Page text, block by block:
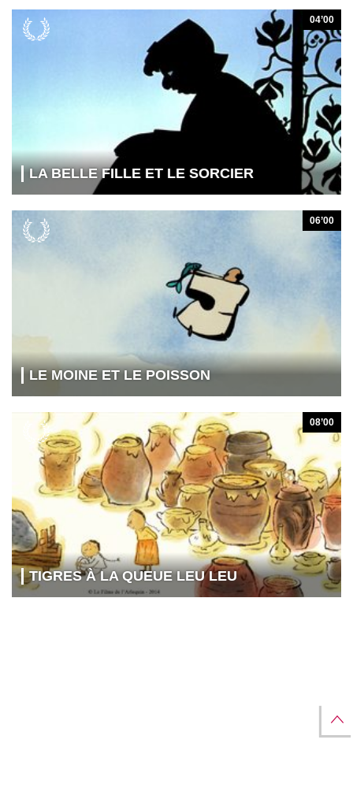
LA BELLE FILLE ET LE SORCIER
04’00
LE MOINE ET LE POISSON
06’00
TIGRES À LA QUEUE LEU LEU
08’00